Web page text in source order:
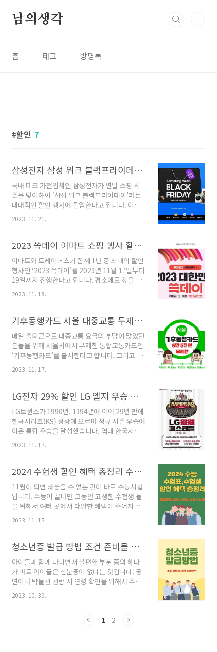
남의생각
홈 태그 방명록
할인 7
삼성전자 삼성 위크 블랙프라이데이 최대 49% 할인 구매 혜택
국내 대표 가전업체인 삼성전자가 연말 쇼핑 시
즌을 맞이하여 ‘삼성 위크 블랙프라이데이’라는
대대적인 할인 행사에 돌입한다고 합니다. 이번
할인 전으로 최근 LG트윈스 우승 할인전보다 더
큰 할인 혜택으로 주목받고 있는데요, 세부 내용
랍니다. 삼성위크 블랙프라이데이 행사기간은
(목)까지 입니다. 행사문의는 고객센터 1588-
6084로 하시면 되고, 삼성닷컴 온라인 단독 행사
이니 꼭 온라인 페이지를 확인하시기 바랍니다.
1. 동시 구매 최대 47% 할인 가장 큰 폭의 할인
목 이상을 동시에 구매 시 기준가 대비 최..
2023. 11. 21.
2023 쓱데이 이마트 쇼핑 행사 할인 품목 가격 추천 상품
이마트와 트레이더스가 함께 1년 중 최대의 할인
행사인 ‘2023 쓱데이’를 2023년 11월 17일부터
19일까지 진행한다고 합니다. 평소에도 장을 보
기 위해 늘 찾는 마트에서 하는 행사인 만큼 아래
내용 참고하셔서 할인 혜택 볼 수 있는 상품 종류
니다. 1년에 단 한 번만 진행하는 “쓱데이” !! 올
니 기대가 되는데요, 무엇보다 먼저 11월 17일부
터 19일까지 단 3일간만 열리는 만큼 어떤 품목
들이 할인하는지 그리고 꼭 사야 하는 추천품목
알려드립니다. 1. 단 하루 초특가 상품 행사기간
목은 날짜를 맞춰서 방문하시길 ..
2023. 11. 18.
기후동행카드 서울 대중교통 무제한 월 6만 5천 원 인천 참여
매일 출퇴근으로 대중교통 요금의 부담이 많았던
분들을 위해 서울시에서 무제한 통합교통카드인
‘기후동행카드’를 출시한다고 합니다. 그리고 이
사업에 인천시까지 참여한다고 하니 서울 생활권
인 수도권의 대중교통을 이용하시는 분들께서는
길 바랍니다. 1. 기후동행카드란? 기후동행카드
는 월 6만 5천 원짜리 교통 카드 하나를 이용하여
서울 시내 지하철부터 시내버스, 마을버스, 따릉
이 등 모든 대중교통 수단을 원스톱 무제한 이용
할 수 있는 카드입니다. 그리고 추가로 최근 소식
에 의하면 인천시도 기후동행카드에 참여가 결정
기후동행카드 이용 혜택 기후동행카드를 이용하
면 서울 권역..
2023. 11. 17.
LG전자 29% 할인 LG 엘지 우승 할인 행사 경품 이벤트 LG유플러스 LG생활건강 곤지암리조트
LG트윈스가 1990년, 1994년에 이어 29년 만에
한국시리즈(KS) 정상에 오르며 정규 시즌 우승에
이은 통합 우승을 달성했습니다. 역대 한국시리
열어 할인했던 만큼, 이번 LG 그룹과 그 계열사들
우승 기념 할인 혜택들을 정리해 보겠습니다. 내
용 확인하시고 모두들 혜택 누리시기 바랍니다.
1. LG, 29% 할인 이벤트 "LG 윈윈 페스티벌"
LG그룹이 프로야구 LG트윈스가 29년 만에 한국
시리즈 우승을 하면서 함께 응원하고 사랑을 보
내준 고객들에 대한 감사로 ‘LG 윈윈 페스티
2023. 11. 17.
2024 수험생 할인 혜택 총정리 수능 수험표 할인
11월이 되면 빼놓을 수 없는 것이 바로 수능시험
입니다. 수능이 끝나면 그동안 고생한 수험생 들
을 위해서 여러 곳에서 다양한 혜택이 주어지는
있는 혜택들을 한곳에 정리해서 모아봤습니다.
께 응원한 가족들까지 아래에 혜택 잘 살펴보시
고 놓치지 말고 모두 누려 보시기 바랍니다. 1. 놀
이동산 (에버랜드, 서울랜드, 롯데월드) 에버랜드
에서는 2023년 11월 11일부터 2023년 12월 31
일까지 수능생 우대 혜택을 진행합니다. 수험 표
를 지참한 KT 멤버십 회원들은 5,000포인트 차
대 혜택들을 다 살펴보아도 최대의 ..
2023. 11. 15.
청소년증 발급 방법 조건 준비물 할인 혜택 아이 신분증
아이들과 함께 다니면서 불편한 부분 중의 하나
가 바로 아이들은 신분증이 없다는 것입니다. 공
연이나 박물관 관람 시 연령 확인을 위해서 주민
등록 등본을 들고 다녀야 하고, 미처 준비하지 못
한 경우 곤란한 상황에 처하기도 합니다. 하지만
편한 것은 물론 여러 가지 혜택도 받을 수 있습니
2023. 10. 30.
1 2